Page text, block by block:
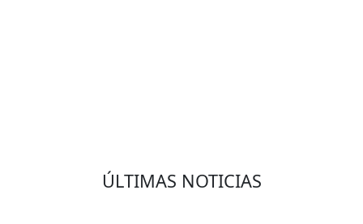
ÚLTIMAS NOTICIAS